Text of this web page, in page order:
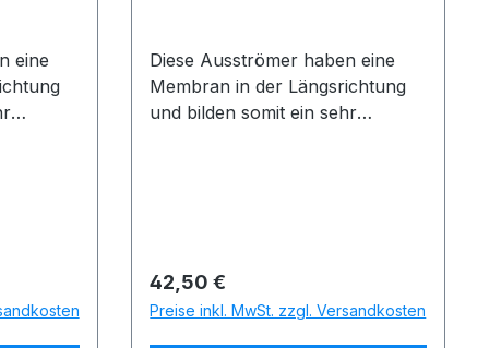
eine
Diese Ausströmer haben eine
Membran in der Längsrichtung
und bilden somit ein sehr
Luftsauerstoff in das Wasser.
Einfache Reinigung mit hartem
Schwamm möglich.Im direkten
Regulärer Preis:
42,50 €
Preise inkl. MwSt. zzgl. Versandkosten